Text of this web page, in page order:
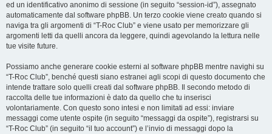
ed un identificativo anonimo di sessione (in seguito “session-id”), assegnato
automaticamente dal software phpBB. Un terzo cookie viene creato quando si
naviga tra gli argomenti di “T-Roc Club” e viene usato per memorizzare gli
argomenti letti da quelli ancora da leggere, quindi agevolando la lettura nelle
tue visite future.
Possiamo anche generare cookie esterni al software phpBB mentre navighi su
“T-Roc Club”, benché questi siano estranei agli scopi di questo documento che
intende trattare solo quelli creati dal software phpBB. Il secondo metodo di
raccolta delle tue informazioni è dato da quello che tu inserisci
volontariamente. Con questo sono intesi e non limitati ad essi: inviare
messaggi come utente ospite (in seguito “messaggi da ospite”), registrarsi su
“T-Roc Club” (in seguito “il tuo account”) e l’invio di messaggi dopo la